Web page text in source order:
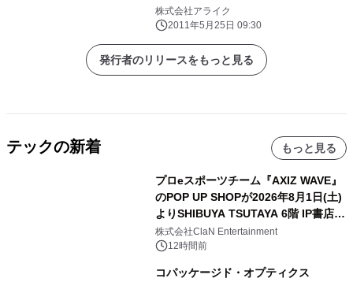
始
株式会社アライク
2011年5月25日 09:30
発行者のリリースをもっと見る
テックの新着 もっと見る
プロeスポーツチーム『AXIZ WAVE』
のPOP UP SHOPが2026年8月1日(土)
よりSHIBUYA TSUTAYA 6階 IP書店で
開催決定！！
株式会社ClaN Entertainment
12時間前
コパッケージド・オプティクス